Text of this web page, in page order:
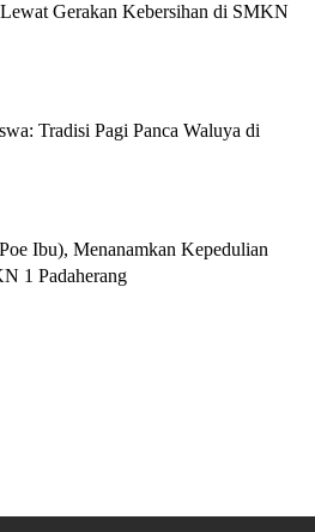
Gerakan Kebersihan di SMKN
Tradisi Pagi Panca Waluya di
Ibu), Menanamkan Kepedulian
1 Padaherang